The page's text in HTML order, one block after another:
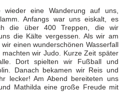
wieder eine Wanderung auf uns,
Anfangs war uns eiskalt, es
die über 400 Treppen, die wir
die Kälte vergessen. Als wir am
einen wunderschönen Wasserfall
wir Judo. Kurze Zeit später
Dort spielten wir Fußball und
Danach bekamen wir Reis und
lecker! Am Abend bereiteten uns
Mathilda eine große Freude mit